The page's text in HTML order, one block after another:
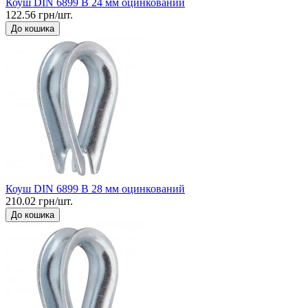
122.56 грн/шт.
До кошика
Коуш DIN 6899 B 28 мм оцинкований
210.02 грн/шт.
До кошика